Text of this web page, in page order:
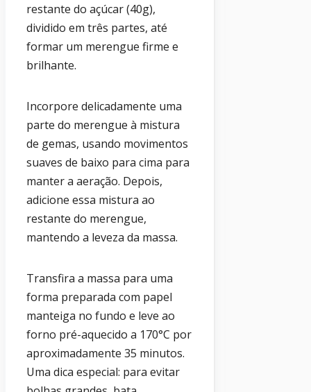
restante do açúcar (40g),
dividido em três partes, até
formar um merengue firme e
brilhante.
Incorpore delicadamente uma
parte do merengue à mistura
de gemas, usando movimentos
suaves de baixo para cima para
manter a aeração. Depois,
adicione essa mistura ao
restante do merengue,
mantendo a leveza da massa.
Transfira a massa para uma
forma preparada com papel
manteiga no fundo e leve ao
forno pré-aquecido a 170°C por
aproximadamente 35 minutos.
Uma dica especial: para evitar